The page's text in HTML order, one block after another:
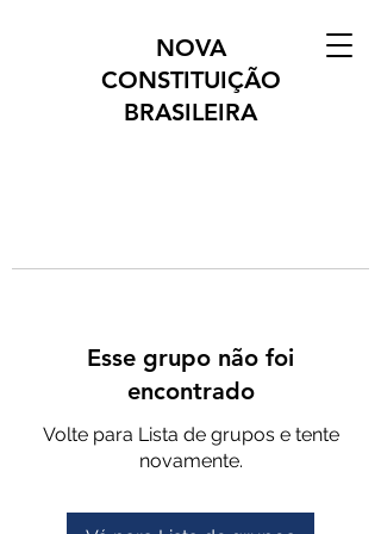
NOVA
CONSTITUIÇÃO
BRASILEIRA
Esse grupo não foi
encontrado
Volte para Lista de grupos e tente
novamente.